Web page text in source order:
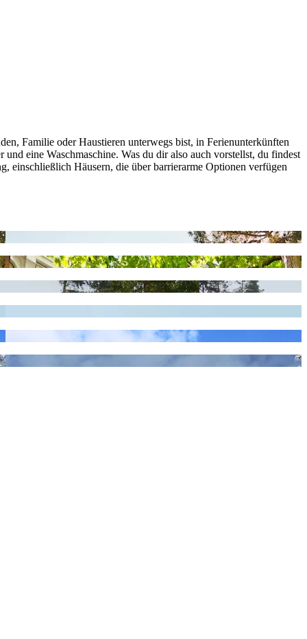
Familie oder Haustieren unterwegs bist, in Ferienunterkünften
eine Waschmaschine. Was du dir also auch vorstellst, du findest
einschließlich Häusern, die über barrierarme Optionen verfügen